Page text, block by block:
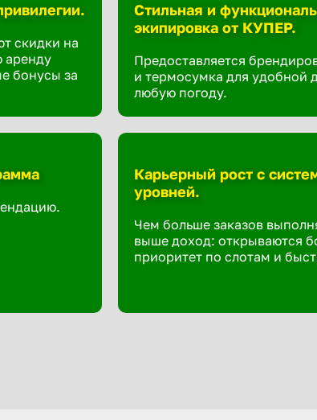
скидки на
аренду
бонусы за
Стильная и
экипировка от КУПЕР.
Предоставляется
и термосумка для удобной
любую погоду.
Карьерный рост с
уровней.
Чем больше заказов
выше доход: открываются
приоритет по слотам и